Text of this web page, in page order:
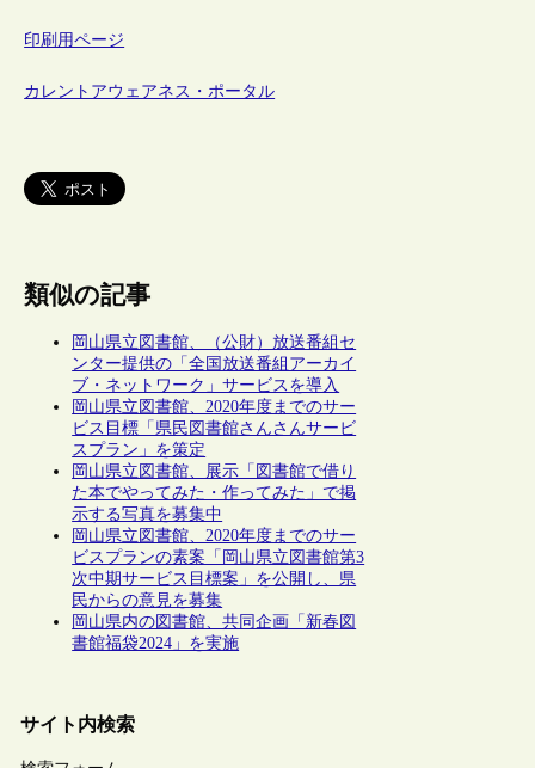
印刷用ページ
カレントアウェアネス・ポータル
類似の記事
岡山県立図書館、（公財）放送番組セ
ンター提供の「全国放送番組アーカイ
ブ・ネットワーク」サービスを導入
岡山県立図書館、2020年度までのサー
ビス目標「県民図書館さんさんサービ
スプラン」を策定
岡山県立図書館、展示「図書館で借り
た本でやってみた・作ってみた」で掲
示する写真を募集中
岡山県立図書館、2020年度までのサー
ビスプランの素案「岡山県立図書館第3
次中期サービス目標案」を公開し、県
民からの意見を募集
岡山県内の図書館、共同企画「新春図
書館福袋2024」を実施
サイト内検索